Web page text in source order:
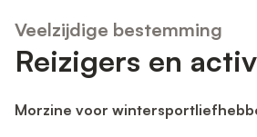
Veelzijdige bestemming
Reizigers en
Morzine voor